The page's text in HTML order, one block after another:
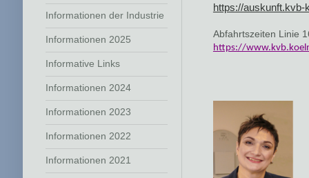
Informationen der Industrie
Informationen 2025
Informative Links
Informationen 2024
Informationen 2023
Informationen 2022
Informationen 2021
https://auskunft.kvb-
Abfahrtszeiten Linie
https://